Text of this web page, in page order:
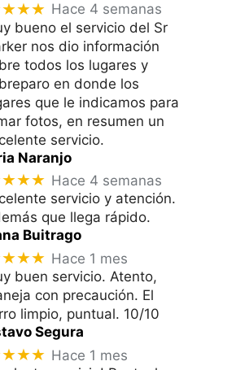
Hace 4 semanas
bueno el servicio del Sr
nos dio información
todos los lugares y
en donde los
que le indicamos para
fotos, en resumen un
servicio.
Naranjo
Hace 4 semanas
servicio y atención.
que llega rápido.
Buitrago
Hace 1 mes
buen servicio. Atento,
con precaución. El
limpio, puntual. 10/10
Segura
Hace 1 mes